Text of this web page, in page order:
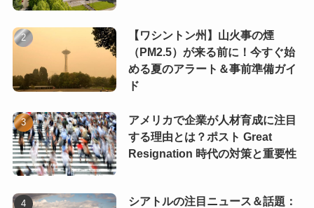
【ワシントン州】山火事の煙
（PM2.5）が来る前に！今すぐ始
める夏のアラート＆事前準備ガイ
ド
アメリカで企業が人材育成に注目
する理由とは？ポスト Great
Resignation 時代の対策と重要性
シアトルの注目ニュース＆話題：